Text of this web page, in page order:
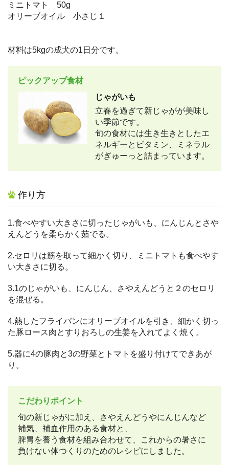
ミニトマト 50g
オリーブオイル 小さじ１
材料は5kgの成犬の1日分です。
ピックアップ食材
じゃがいも
立春を過ぎて新じゃがが美味し
い季節です。
旬の食材には生き生きとしたエ
ネルギーとビタミン、ミネラル
がぎゅーっと詰まっています。
作り方
1.食べやすい大きさに切ったじゃがいも、にんじんとさや
えんどうを柔らかく茹でる。
2.セロリは筋を取って細かく切り、ミニトマトも食べやす
い大きさに切る。
3.1のじゃがいも、にんじん、さやえんどうと２のセロリ
を混ぜる。
4.熱したフライパンにオリーブオイルを引き、細かく切っ
た豚ロース肉とすりおろしの生姜を入れてよく焼く。
5.器に4の豚肉と3の野菜とトマトを盛り付けてできあが
り。
こだわりポイント
旬の新じゃがに加え、さやえんどうやにんじんなど
補気、補血作用のある食材と、
脾胃を養う食材を組み合わせて、これからの暑さに
負けない体つくりのためのレシピにしました。